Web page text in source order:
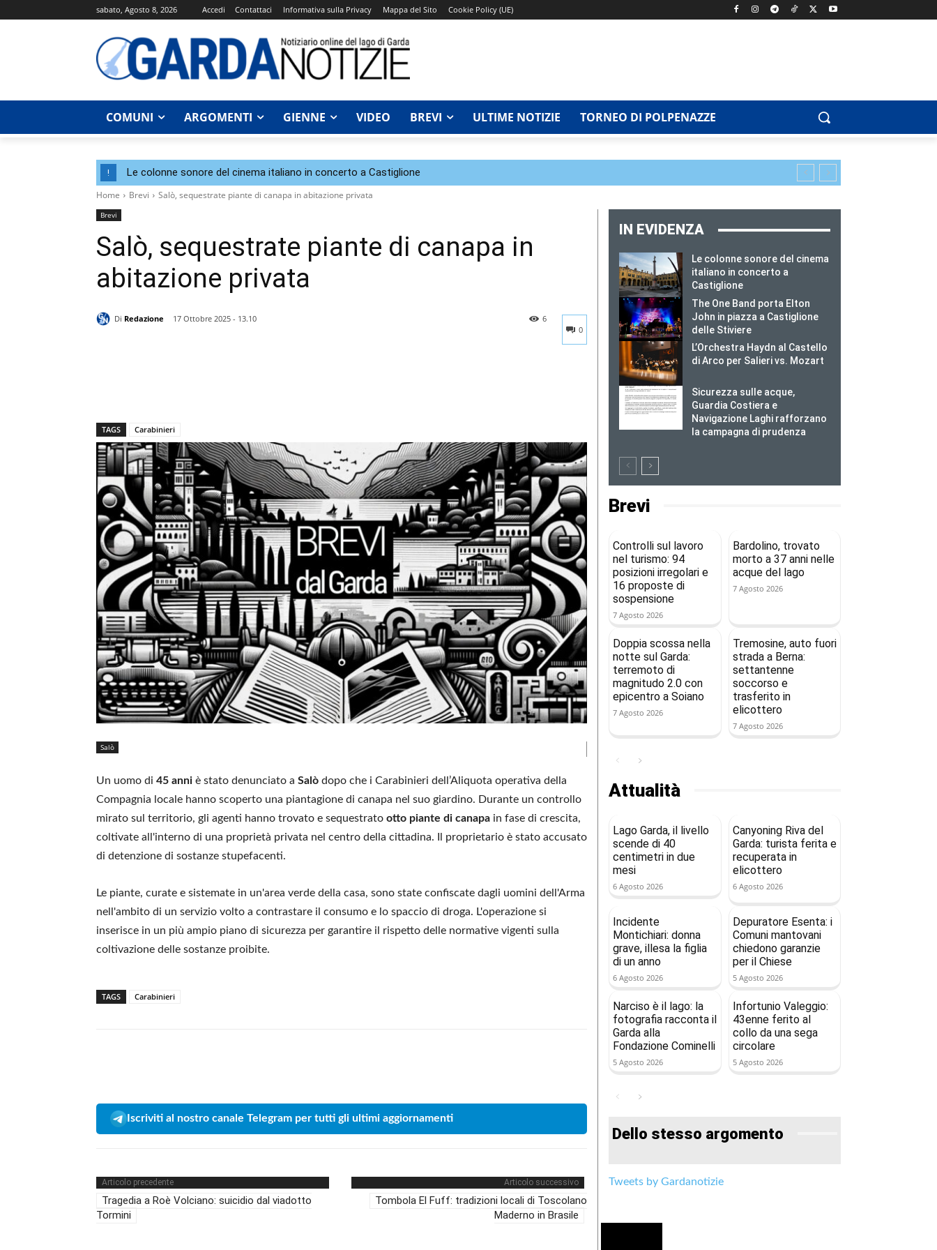
sabato, Agosto 8, 2026 Accedi Contattaci Informativa sulla Privacy Mappa del Sito Cookie Policy (UE)
COMUNI ARGOMENTI GIENNE VIDEO BREVI ULTIME NOTIZIE TORNEO DI POLPENAZZE
! Le colonne sonore del cinema italiano in concerto a Castiglione
Home Brevi Salò, sequestrate piante di canapa in abitazione privata
Brevi
Salò, sequestrate piante di canapa in
abitazione privata
Di Redazione
17 Ottobre 2025 - 13.10
0
6
TAGS Carabinieri
Salò
Un uomo di 45 anni è stato denunciato a Salò dopo che i Carabinieri dell’Aliquota operativa della
Compagnia locale hanno scoperto una piantagione di canapa nel suo giardino. Durante un controllo
mirato sul territorio, gli agenti hanno trovato e sequestrato otto piante di canapa in fase di crescita,
coltivate all'interno di una proprietà privata nel centro della cittadina. Il proprietario è stato accusato
di detenzione di sostanze stupefacenti.
Le piante, curate e sistemate in un'area verde della casa, sono state confiscate dagli uomini dell'Arma
nell'ambito di un servizio volto a contrastare il consumo e lo spaccio di droga. L'operazione si
inserisce in un più ampio piano di sicurezza per garantire il rispetto delle normative vigenti sulla
coltivazione delle sostanze proibite.
TAGS Carabinieri
Iscriviti al nostro canale Telegram per tutti gli ultimi aggiornamenti
Articolo precedente
Tragedia a Roè Volciano: suicidio dal viadotto
Tormini
Articolo successivo
Tombola El Fuff: tradizioni locali di Toscolano
Maderno in Brasile
IN EVIDENZA
Le colonne sonore del cinema
italiano in concerto a
Castiglione
The One Band porta Elton
John in piazza a Castiglione
delle Stiviere
L’Orchestra Haydn al Castello
di Arco per Salieri vs. Mozart
Sicurezza sulle acque,
Guardia Costiera e
Navigazione Laghi rafforzano
la campagna di prudenza
Brevi
Controlli sul lavoro
nel turismo: 94
posizioni irregolari e
16 proposte di
sospensione
7 Agosto 2026
Bardolino, trovato
morto a 37 anni nelle
acque del lago
7 Agosto 2026
Doppia scossa nella
notte sul Garda:
terremoto di
magnitudo 2.0 con
epicentro a Soiano
7 Agosto 2026
Tremosine, auto fuori
strada a Berna:
settantenne
soccorso e
trasferito in
elicottero
7 Agosto 2026
Attualità
Lago Garda, il livello
scende di 40
centimetri in due
mesi
6 Agosto 2026
Canyoning Riva del
Garda: turista ferita e
recuperata in
elicottero
6 Agosto 2026
Incidente
Montichiari: donna
grave, illesa la figlia
di un anno
6 Agosto 2026
Depuratore Esenta: i
Comuni mantovani
chiedono garanzie
per il Chiese
5 Agosto 2026
Narciso è il lago: la
fotografia racconta il
Garda alla
Fondazione Cominelli
5 Agosto 2026
Infortunio Valeggio:
43enne ferito al
collo da una sega
circolare
5 Agosto 2026
Dello stesso argomento
Tweets by Gardanotizie